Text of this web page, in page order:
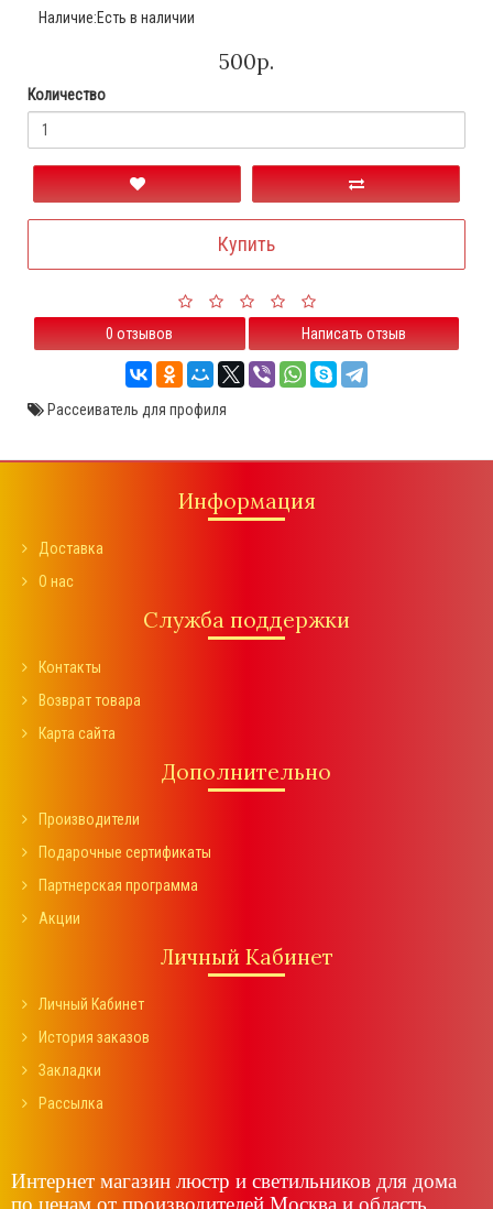
Наличие:Есть в наличии
500р.
Количество
Купить
0 отзывов Написать отзыв
Рассеиватель для профиля
Информация
Доставка
О нас
Служба поддержки
Контакты
Возврат товара
Карта сайта
Дополнительно
Производители
Подарочные сертификаты
Партнерская программа
Акции
Личный Кабинет
Личный Кабинет
История заказов
Закладки
Рассылка
Интернет магазин люстр и светильников для дома
по ценам от производителей Москва и область.